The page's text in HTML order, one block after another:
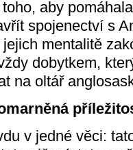
aby
spojenectví s
mentalitě
dobytkem,
na oltář
v jedné věci: